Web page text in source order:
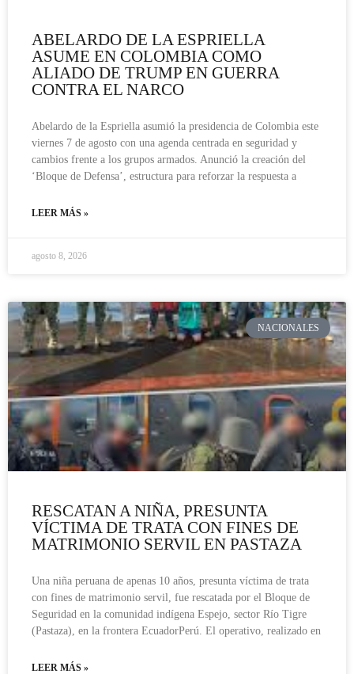
ABELARDO DE LA ESPRIELLA
ASUME EN COLOMBIA COMO
ALIADO DE TRUMP EN GUERRA
CONTRA EL NARCO
Abelardo de la Espriella asumió la presidencia de Colombia este
viernes 7 de agosto con una agenda centrada en seguridad y
cambios frente a los grupos armados. Anunció la creación del
‘Bloque de Defensa’, estructura para reforzar la respuesta a
LEER MÁS »
agosto 8, 2026
NACIONALES
RESCATAN A NIÑA, PRESUNTA
VÍCTIMA DE TRATA CON FINES DE
MATRIMONIO SERVIL EN PASTAZA
Una niña peruana de apenas 10 años, presunta víctima de trata
con fines de matrimonio servil, fue rescatada por el Bloque de
Seguridad en la comunidad indígena Espejo, sector Río Tigre
(Pastaza), en la frontera EcuadorPerú. El operativo, realizado en
LEER MÁS »